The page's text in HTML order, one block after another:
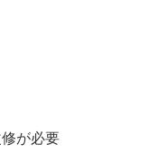
が必要